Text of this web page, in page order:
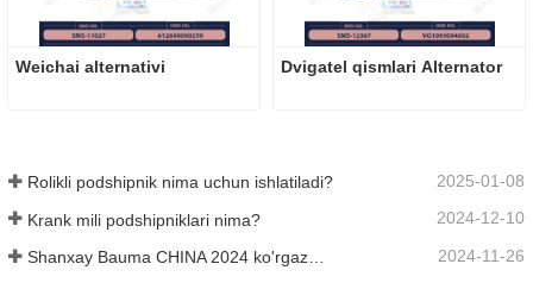
Weichai alternativi Dvigatel qismlari Alternator
Rolikli podshipnik nima uchun ishlatiladi? 2025-01-08
Krank mili podshipniklari nima? 2024-12-10
2024-11-26